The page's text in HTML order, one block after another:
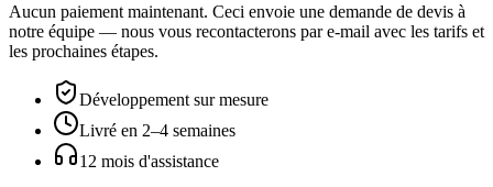
Aucun paiement maintenant. Ceci envoie une demande de devis à
notre équipe — nous vous recontacterons par e-mail avec les tarifs et
les prochaines étapes.
Développement sur mesure
Livré en 2–4 semaines
12 mois d'assistance